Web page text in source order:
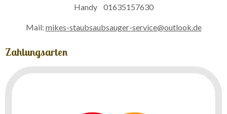
Handy 01635157630
Mail: mikes-staubsaubsauger-service@outlook.de
Zahlungsarten